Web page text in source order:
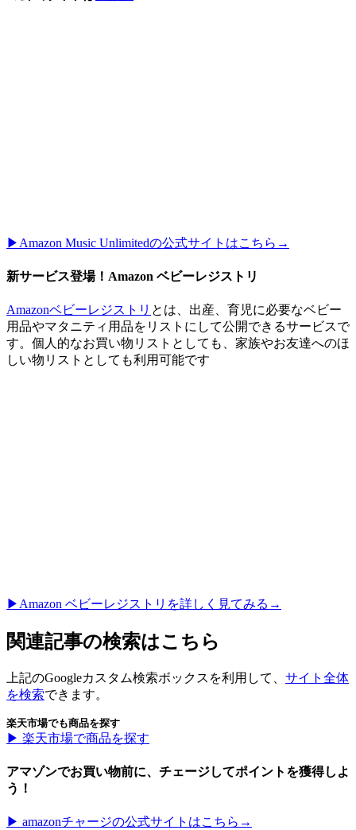
▶︎Amazon Music Unlimitedの公式サイトはこちら→
新サービス登場！Amazon ベビーレジストリ
Amazonベビーレジストリ とは、出産、育児に必要なベビー
用品やマタニティ用品をリストにして公開できるサービスで
す。個人的なお買い物リストとしても、家族やお友達へのほ
しい物リストとしても利用可能です
▶︎Amazon ベビーレジストリを詳しく見てみる→
関連記事の検索はこちら
上記のGoogleカスタム検索ボックスを利用して、 サイト全体
を検索できます。
楽天市場でも商品を探す
▶︎ 楽天市場で商品を探す
アマゾンでお買い物前に、チェージしてポイントを獲得しよ
う！
▶︎ amazonチャージの公式サイトはこちら→